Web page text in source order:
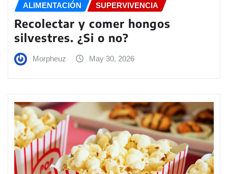
ALIMENTACIÓN SUPERVIVENCIA
Recolectar y comer hongos
silvestres. ¿Si o no?
Morpheuz May 30, 2026